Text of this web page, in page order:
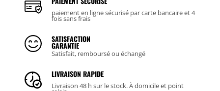
paiement en ligne sécurisé par carte bancaire et 4
fois sans frais
SATISFACTION
GARANTIE
Satisfait, remboursé ou échangé
LIVRAISON RAPIDE
Livraison 48 h sur le stock. À domicile et point